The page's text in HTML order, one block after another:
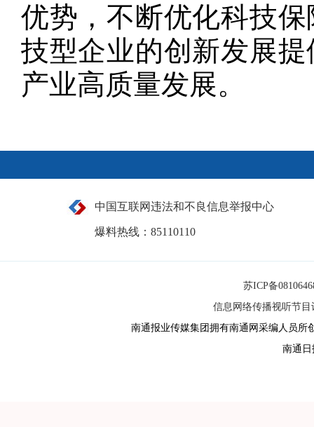
优势，不断优化科技
技型企业的创新发展
产业高质量发展。
中国互联网违法和不良信息举报中心
爆料热线：85110110
苏ICP备
信息网络传播视听节目
南通报业传媒集团拥有南通网采编人员所
南通日